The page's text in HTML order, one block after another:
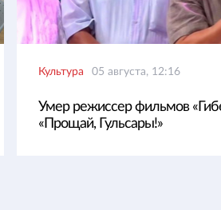
Культура 05 августа, 12:16
Умер режиссер фильмов
«Прощай, Гульсары!»